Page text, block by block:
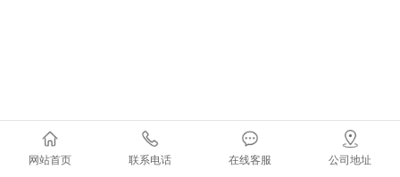
网站首页 联系电话 在线客服 公司地址